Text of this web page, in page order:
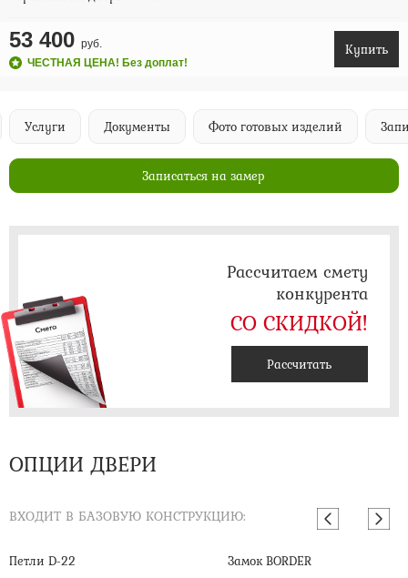
53 400 руб.
ЧЕСТНАЯ ЦЕНА! Без доплат!
Купить
Услуги Документы Фото готовых изделий
Записаться на замер
Рассчитаем смету
конкурента
СО СКИДКОЙ!
Рассчитать
ОПЦИИ ДВЕРИ
ВХОДИТ В БАЗОВУЮ КОНСТРУКЦИЮ:
Петли D-22 Замок BORDER